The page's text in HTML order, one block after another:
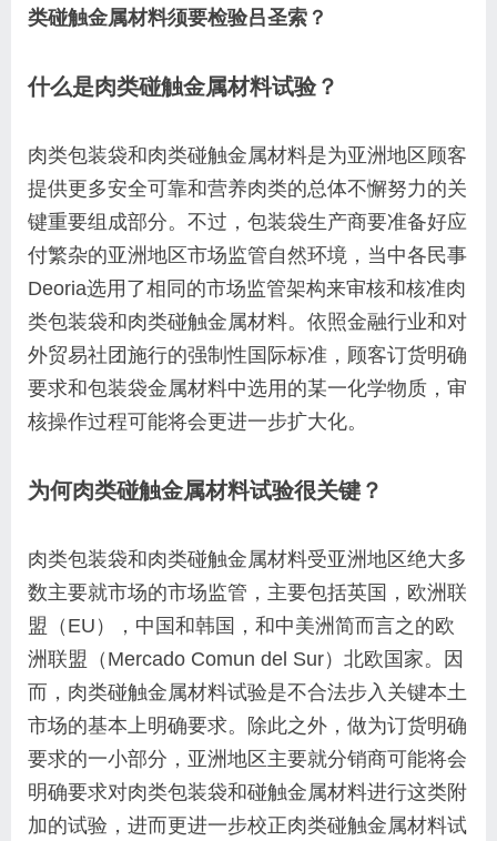
类碰触金属材料须要检验吕圣索？
什么是肉类碰触金属材料试验？
肉类包装袋和肉类碰触金属材料是为亚洲地区顾客
提供更多安全可靠和营养肉类的总体不懈努力的关
键重要组成部分。不过，包装袋生产商要准备好应
付繁杂的亚洲地区市场监管自然环境，当中各民事
Deoria选用了相同的市场监管架构来审核和核准肉
类包装袋和肉类碰触金属材料。依照金融行业和对
外贸易社团施行的强制性国际标准，顾客订货明确
要求和包装袋金属材料中选用的某一化学物质，审
核操作过程可能将会更进一步扩大化。
为何肉类碰触金属材料试验很关键？
肉类包装袋和肉类碰触金属材料受亚洲地区绝大多
数主要就市场的市场监管，主要包括英国，欧洲联
盟（EU），中国和韩国，和中美洲简而言之的欧
洲联盟（Mercado Comun del Sur）北欧国家。因
而，肉类碰触金属材料试验是不合法步入关键本土
市场的基本上明确要求。除此之外，做为订货明确
要求的一小部分，亚洲地区主要就分销商可能将会
明确要求对肉类包装袋和碰触金属材料进行这类附
加的试验，进而更进一步校正肉类碰触金属材料试